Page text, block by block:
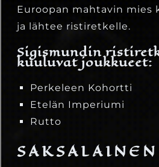
Euroopan mahtavin mies
ja lähtee ristiretkelle.
Sigismundin
kuuluvat joukkueet:
Perkeleen Kohortti
Etelän Imperiumi
Rutto